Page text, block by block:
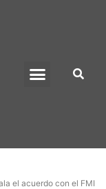
el acuerdo con el FMI